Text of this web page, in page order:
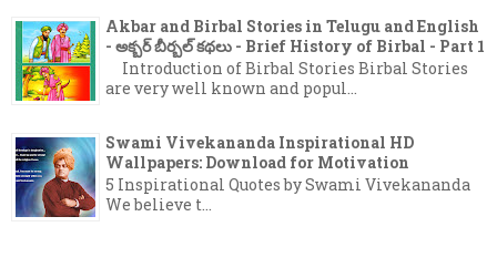
Akbar and Birbal Stories in Telugu and English
- అక్బర్ బీర్బల్ కథలు - Brief History of Birbal - Part 1
Introduction of Birbal Stories Birbal Stories
are very well known and popul...
Swami Vivekananda Inspirational HD
Wallpapers: Download for Motivation
5 Inspirational Quotes by Swami Vivekananda
We believe t...